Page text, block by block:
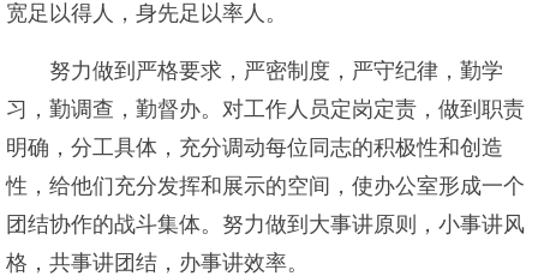
宽足以得人，身先足以率人。
努力做到严格要求，严密制度，严守纪律，勤学
习，勤调查，勤督办。对工作人员定岗定责，做到职责
明确，分工具体，充分调动每位同志的积极性和创造
性，给他们充分发挥和展示的空间，使办公室形成一个
团结协作的战斗集体。努力做到大事讲原则，小事讲风
格，共事讲团结，办事讲效率。